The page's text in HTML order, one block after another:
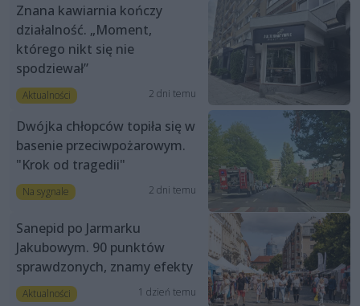
Znana kawiarnia kończy
działalność. „Moment,
którego nikt się nie
spodziewał”
Aktualności 2 dni temu
Dwójka chłopców topiła się w
basenie przeciwpożarowym.
"Krok od tragedii"
Na sygnale 2 dni temu
Sanepid po Jarmarku
Jakubowym. 90 punktów
sprawdzonych, znamy efekty
Aktualności 1 dzień temu